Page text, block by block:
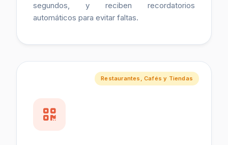
segundos, y reciben recordatorios
automáticos para evitar faltas.
Restaurantes, Cafés y Tiendas